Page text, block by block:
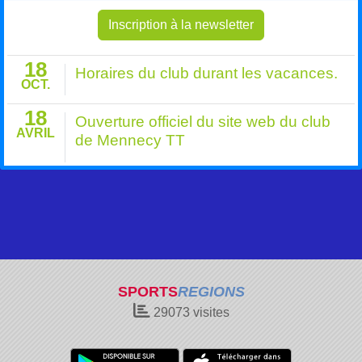
Inscription à la newsletter
18
OCT.
Horaires du club durant les vacances.
18
AVRIL
Ouverture officiel du site web du club
de Mennecy TT
SPORTSREGIONS
29073visites